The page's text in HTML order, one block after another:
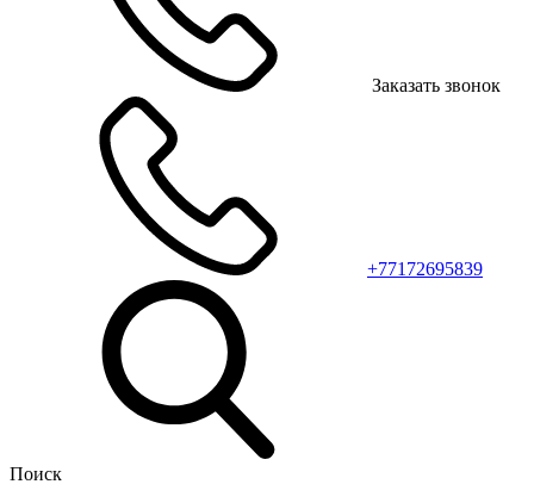
Заказать звонок
+77172695839
Поиск